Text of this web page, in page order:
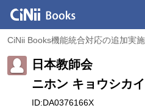
CiNii Books機能統合対応の追加実
日本教師会
ニホン キョウシカイ
ID:DA0376166X